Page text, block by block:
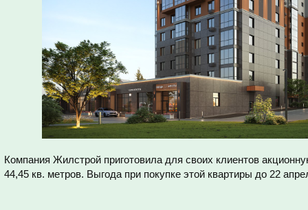
Компания Жилстрой приготовила для своих клиентов
44,45 кв. метров. Выгода при покупке этой квартиры до 22